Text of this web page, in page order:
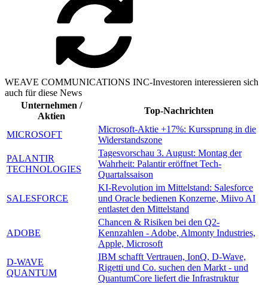
WEAVE COMMUNICATIONS INC-Investoren interessieren sich
auch für diese News
Unternehmen /
Aktien
Top-Nachrichten
MICROSOFT
Microsoft-Aktie +17%: Kurssprung in die
Widerstandszone
PALANTIR
TECHNOLOGIES
Tagesvorschau 3. August: Montag der
Wahrheit: Palantir eröffnet Tech-
Quartalssaison
SALESFORCE
KI-Revolution im Mittelstand: Salesforce
und Oracle bedienen Konzerne, Miivo AI
entlastet den Mittelstand
ADOBE
Chancen & Risiken bei den Q2-
Kennzahlen - Adobe, Almonty Industries,
Apple, Microsoft
D-WAVE
QUANTUM
IBM schafft Vertrauen, IonQ, D-Wave,
Rigetti und Co. suchen den Markt - und
QuantumCore liefert die Infrastruktur